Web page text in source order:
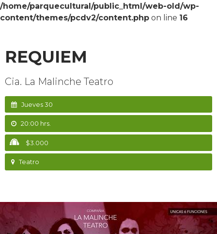
/home/parquecultural/public_html/web-old/wp-
content/themes/pcdv2/content.php on line 16
REQUIEM
Cia. La Malinche Teatro
Jueves 30
20:00 hrs.
$3.000
Teatro